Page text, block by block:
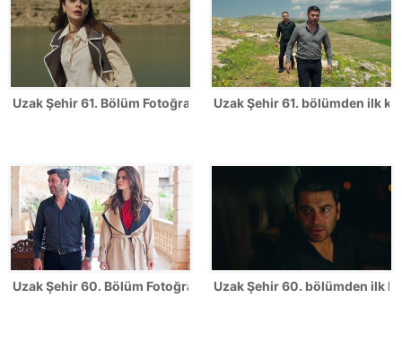
Uzak Şehir 61. Bölüm Fotoğrafları Uzak Şehir 61. bölümden ilk
Uzak Şehir 60. Bölüm FotoğraflarıUzak Şehir 60. bölümden ilk